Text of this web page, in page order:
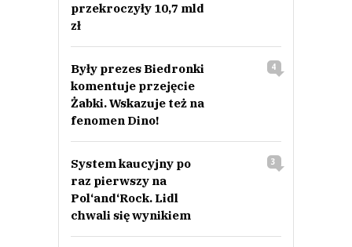
przekroczyły 10,7 mld
zł
Były prezes Biedronki
komentuje przejęcie
Żabki. Wskazuje też na
fenomen Dino!
4
System kaucyjny po
raz pierwszy na
Pol‘and‘Rock. Lidl
chwali się wynikiem
3